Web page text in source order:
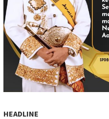
HEADLINE